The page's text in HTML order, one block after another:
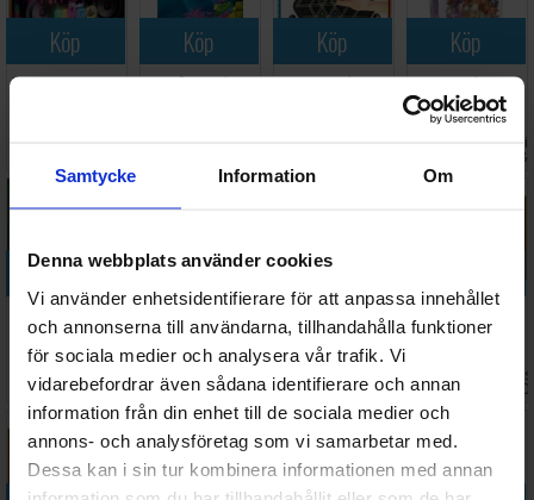
Samtycke Information Om
Denna webbplats använder cookies
Vi använder enhetsidentifierare för att anpassa innehållet
och annonserna till användarna, tillhandahålla funktioner
för sociala medier och analysera vår trafik. Vi
vidarebefordrar även sådana identifierare och annan
information från din enhet till de sociala medier och
annons- och analysföretag som vi samarbetar med.
Dessa kan i sin tur kombinera informationen med annan
Köp
Hitster Bingo
Köp
Reef Gardens
Köp
Triggle
Köp
Timeline
Brädspel
Väntas
2026-
Köp
Freaky Frogs
from
Outaspace
Brädspel
249 SEK I lager:2
Köp
Match of the
Century
Brädspel
377 SEK I lager:2
Köp
Allegra
Kortspel
98 SEK I lager:11
Mindbug
Beyond
Kortspel
218 SEK 2026-